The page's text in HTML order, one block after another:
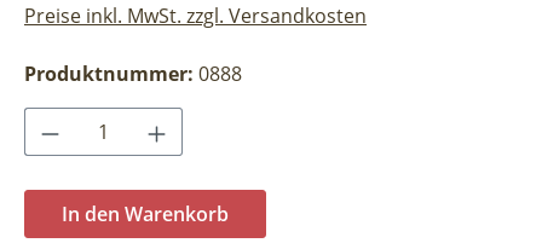
Preise inkl. MwSt. zzgl. Versandkosten
Produktnummer: 0888
Produkt Anzahl: Gib den gewünschten
In den Warenkorb